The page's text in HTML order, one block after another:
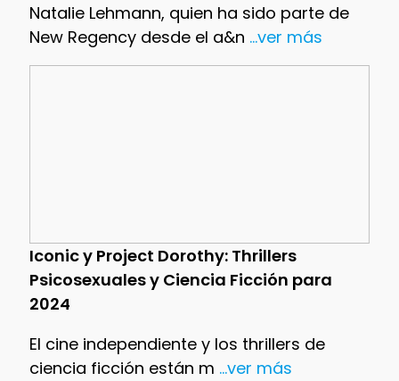
Natalie Lehmann, quien ha sido parte de
New Regency desde el a&n ...ver más
Iconic y Project Dorothy: Thrillers
Psicosexuales y Ciencia Ficción para
2024
El cine independiente y los thrillers de
ciencia ficción están m ...ver más